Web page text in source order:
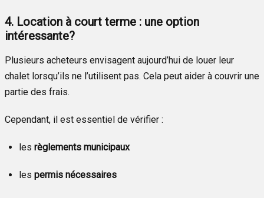
4. Location à court terme : une option
intéressante?
Plusieurs acheteurs envisagent aujourd’hui de louer leur
chalet lorsqu’ils ne l’utilisent pas. Cela peut aider à couvrir une
partie des frais.
Cependant, il est essentiel de vérifier :
les règlements municipaux
les permis nécessaires